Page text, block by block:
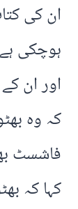
ان کی
ہوچکی
اور ان
کہ وہ
فاشسٹ
کہا کہ